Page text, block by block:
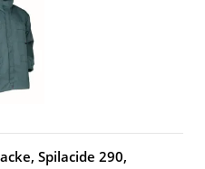
Spilacide 290,